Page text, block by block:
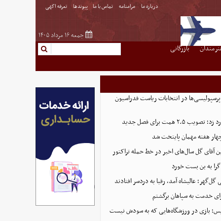
درباره ما مرامنامه تماس با ما پیوندها تعرفه اگهی
جمعه ۱۶ مرداد ۱۴۰۵
بازرگانی
در انتخابات ریاست فدراسیون
همت برای فصل جدید
هفته مهمان پایتخت شد
آقای گل سال‌های اخیر در خط حمله تراکتور
به بن بست خورد
عالیشاه آمد، رقبا به دردسر افتادند
خدمت به سپاهان برگشتم
بازی در ورزشگاه‌هایی که به سودش نیست